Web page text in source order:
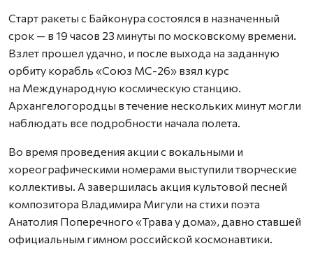
Старт ракеты с Байконура состоялся в назначенный
срок — в 19 часов 23 минуты по московскому времени.
Взлет прошел удачно, и после выхода на заданную
орбиту корабль «Союз МС-26» взял курс
на Международную космическую станцию.
Архангелогородцы в течение нескольких минут могли
наблюдать все подробности начала полета.
Во время проведения акции с вокальными и
хореографическими номерами выступили творческие
коллективы. А завершилась акция культовой песней
композитора Владимира Мигули на стихи поэта
Анатолия Поперечного «Трава у дома», давно ставшей
официальным гимном российской космонавтики.